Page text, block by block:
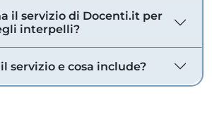
il servizio di Docenti.it per
interpelli?
servizio e cosa include?